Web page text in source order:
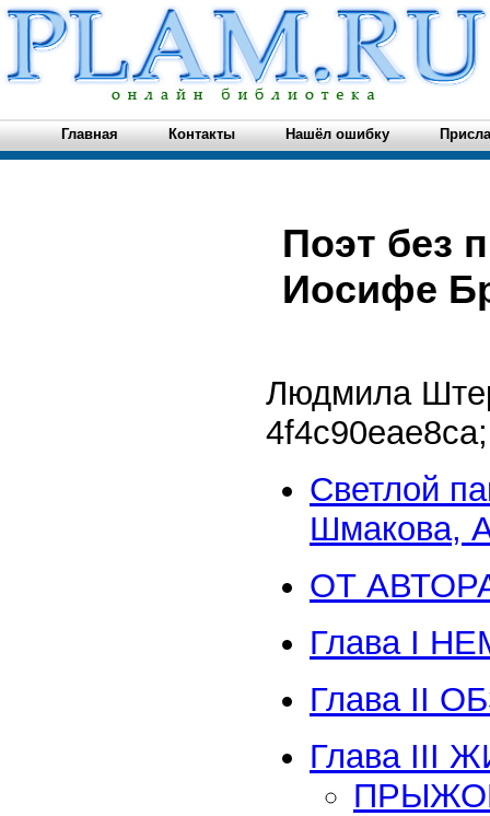
Главная Контакты Нашёл ошибку
Поэт без
Иосифе
Людмила
4f4c90eae8ca;
Светлой
Шмакова,
ОТ
Глава I
Глава II
Глава III